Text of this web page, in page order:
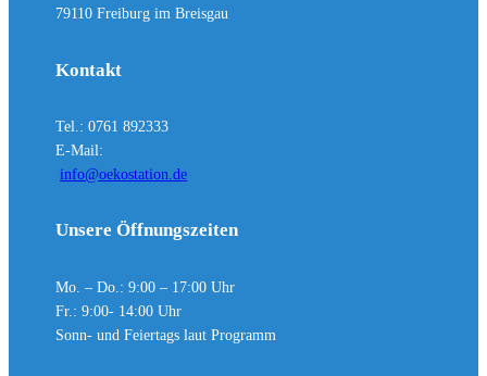
79110 Freiburg im Breisgau
Kontakt
Tel.: 0761 892333
E-Mail:
info@oekostation.de
Unsere Öffnungszeiten
Mo. – Do.: 9:00 – 17:00 Uhr
Fr.: 9:00- 14:00 Uhr
Sonn- und Feiertags laut Programm